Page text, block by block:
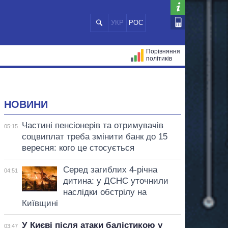
УКР РОС
Порівняння
політиків
НОВИНИ
05:15
Частині пенсіонерів та отримувачів
соцвиплат треба змінити банк до 15
вересня: кого це стосується
04:51
Серед загиблих 4-річна
дитина: у ДСНС уточнили
наслідки обстрілу на
Київщині
03:47
У Києві після атаки балістикою у